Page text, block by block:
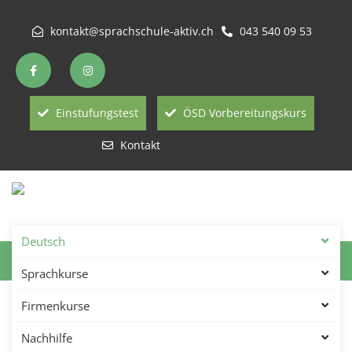
kontakt@sprachschule-aktiv.ch 043 540 09 53
Einstufungstest ÖSD Vorbereitungskurs
Kontakt
Deutsch
Sprachkurse
Firmenkurse
Nachhilfe
Deutsch Abendkurse in
Winterthur – Abendschule